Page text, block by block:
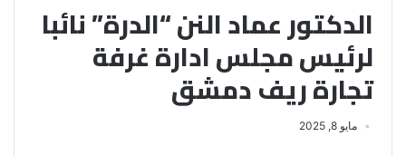
الدكتور عماد النن “الدرة” نائبا
لرئيس مجلس ادارة غرفة
تجارة ريف دمشق
مايو 8, 2025